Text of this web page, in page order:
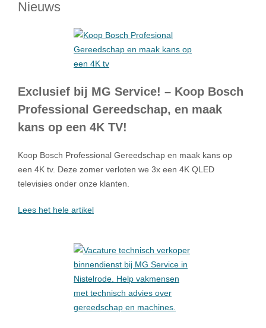
Nieuws
Exclusief bij MG Service! – Koop Bosch
Professional Gereedschap, en maak
kans op een 4K TV!
Koop Bosch Professional Gereedschap en maak kans op
een 4K tv. Deze zomer verloten we 3x een 4K QLED
televisies onder onze klanten.
Lees het hele artikel